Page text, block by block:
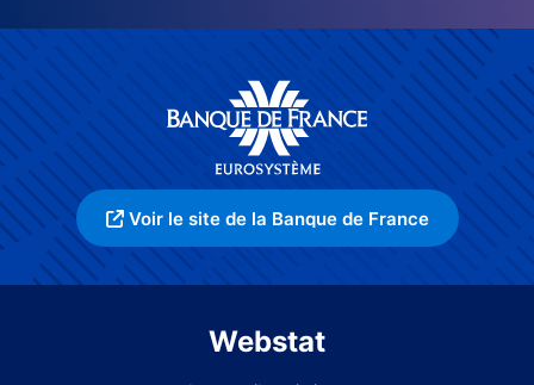
Voir le site de la Banque de France
Webstat